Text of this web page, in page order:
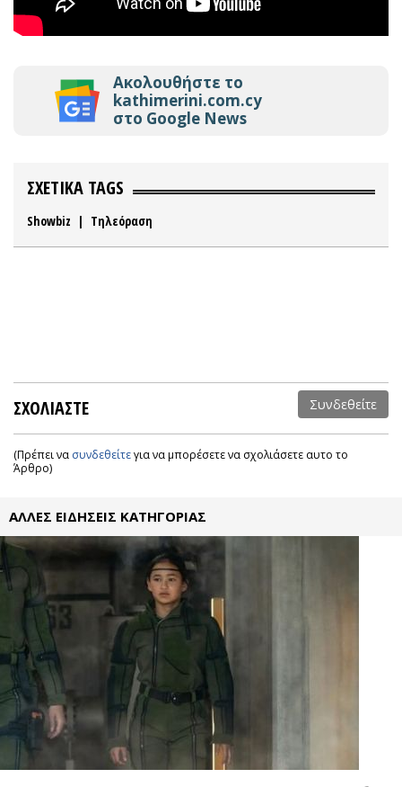
Ακολουθήστε το
kathimerini.com.cy
στο Google News
ΣΧΕΤΙΚΑ TAGS
Showbiz | Τηλεόραση
ΣΧΟΛΙΑΣΤΕ Συνδεθείτε
(Πρέπει να συνδεθείτεγια να μπορέσετε να σχολιάσετε αυτο το
Άρθρο)
ΑΛΛΕΣ ΕΙΔΗΣΕΙΣ ΚΑΤΗΓΟΡΙΑΣ